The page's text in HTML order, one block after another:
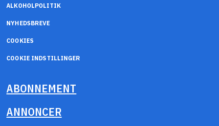
ALKOHOLPOLITIK
NYHEDSBREVE
COOKIES
COOKIE INDSTILLINGER
ABONNEMENT
ANNONCER